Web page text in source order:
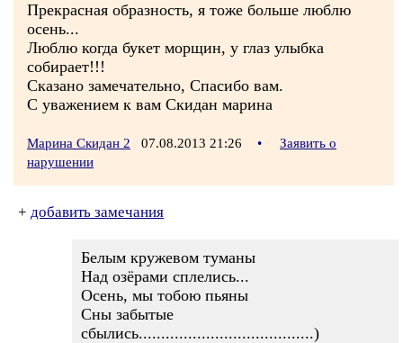
Прекрасная образность, я тоже больше люблю
осень...
Люблю когда букет морщин, у глаз улыбка
собирает!!!
Сказано замечательно, Спасибо вам.
С уважением к вам Скидан марина
Марина Скидан 2 07.08.2013 21:26 •
Заявить о
нарушении
+ добавить замечания
Белым кружевом туманы
Над озёрами сплелись...
Осень, мы тобою пьяны
Сны забытые
сбылись.......................................)